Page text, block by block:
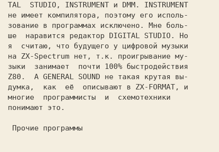
TAL  STUDIO, INSTRUMENT и DMM. INSTRUMENT
не имеет компилятора, поэтому его исполь-
зование в программах исключено. Мне боль-
ше  наравится редактор DIGITAL STUDIO. Но
я  считаю, что будущего у цифровой музыки
на ZX-Spectrum нет, т.к. проигрывание му-
зыки  занимает  почти 100% быстродействия
Z80.  А GENERAL SOUND не такая крутая вы-
думка,  как  её  описывают в ZX-FORMAT, и
многие  программисты  и  схемотехники
понимают это.
Прочие программы